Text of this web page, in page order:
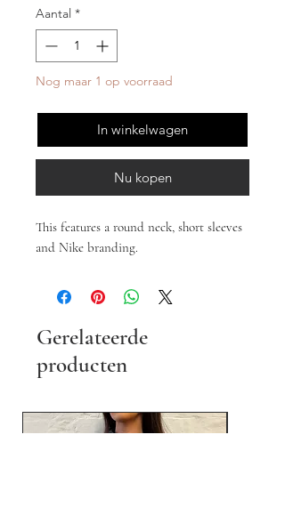
Aantal *
Nog maar 1 op voorraad
In winkelwagen
Nu kopen
This features a round neck, short sleeves
and Nike branding.
Gerelateerde
producten